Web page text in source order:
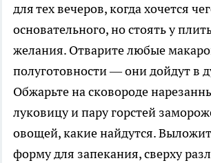
для тех вечеров, когда хочется
основательного, но стоять у
желания. Отварите любые
полуготовности — они дойдут в
Обжарьте на сковороде
луковицу и пару горстей
овощей, какие найдутся.
форму для запекания, сверху